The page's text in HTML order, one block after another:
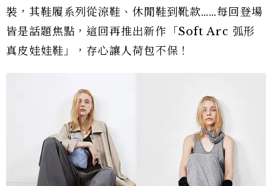
裝，其鞋履系列從涼鞋、休閒鞋到靴款……每回登場
皆是話題焦點，這回再推出新作「Soft Arc 弧形
真皮娃娃鞋」，存心讓人荷包不保！